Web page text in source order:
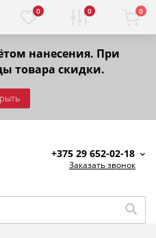
нанесения. При
товара скидки.
0 0 0
+375 29 652-02-18
Заказать звонок